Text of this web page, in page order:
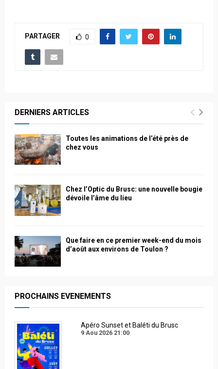
PARTAGER 0
DERNIERS ARTICLES
Toutes les animations de l’été près de
chez vous
Chez l’Optic du Brusc: une nouvelle bougie
dévoile l’âme du lieu
Que faire en ce premier week-end du mois
d’août aux environs de Toulon ?
PROCHAINS EVENEMENTS
Apéro Sunset et Baléti du Brusc
9 Aou 2026 21:00